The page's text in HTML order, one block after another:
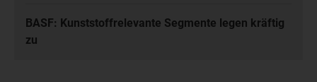
BASF: Kunststoffrelevante Segmente legen kräftig
zu